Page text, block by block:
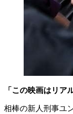
「この映画はリア
相棒の新人刑事ユ